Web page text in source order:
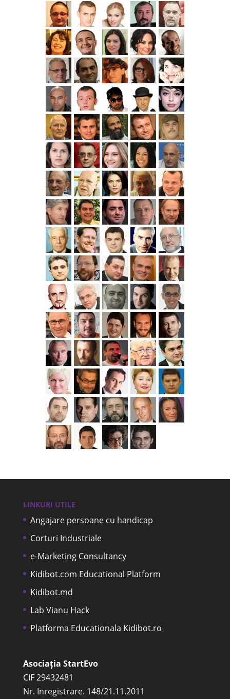
LINKURI UTILE
Angajare persoane cu handicap
Corturi Industriale
e-Marketing Consultancy
Kidibot.com Educational Platform
Kidibot.md
Lab Vianu Hack
Platforma Educationala Kidibot.ro
Asociația StartEvo
CIF 29432481
Nr. Inregistrare. 148/21.11.2011